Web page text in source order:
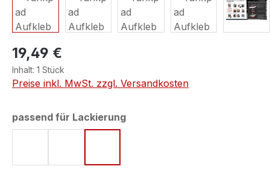
19,49 €
Inhalt: 1 Stück
Preise inkl. MwSt. zzgl. Versandkosten
passend für Lackierungauswählen